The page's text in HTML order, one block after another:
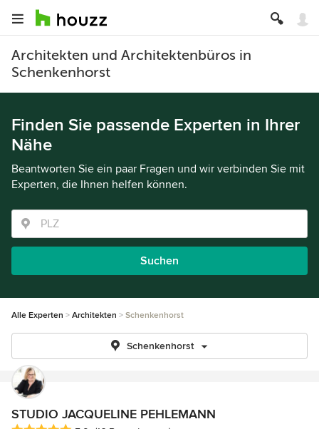
Architekten und Architektenbüros in
Schenkenhorst
Finden Sie passende Experten in Ihrer
Nähe
Beantworten Sie ein paar Fragen und wir verbinden Sie mit
Experten, die Ihnen helfen können.
Suchen
Alle Experten Architekten Schenkenhorst
Schenkenhorst
STUDIO JACQUELINE PEHLEMANN